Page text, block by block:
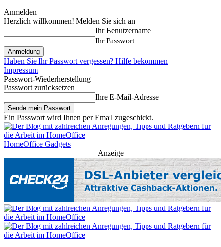
Anmelden
Herzlich willkommen! Melden Sie sich an
Ihr Benutzername
Ihr Passwort
Haben Sie Ihr Passwort vergessen? Hilfe bekommen
Impressum
Passwort-Wiederherstellung
Passwort zurücksetzen
Ihre E-Mail-Adresse
Ein Passwort wird Ihnen per Email zugeschickt.
HomeOffice Gadgets
Anzeige